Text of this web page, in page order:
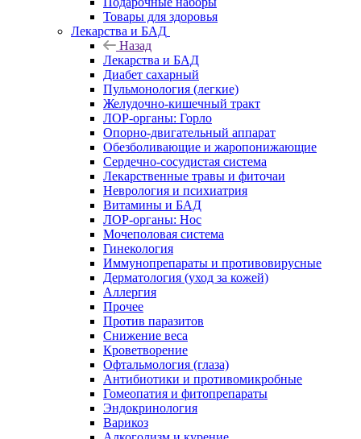
Товары для здоровья
Лекарства и БАД
Назад
Лекарства и БАД
Диабет сахарный
Пульмонология (легкие)
Желудочно-кишечный тракт
ЛОР-органы: Горло
Опорно-двигательный аппарат
Обезболивающие и жаропонижающие
Сердечно-сосудистая система
Лекарственные травы и фиточаи
Неврология и психиатрия
Витамины и БАД
ЛОР-органы: Нос
Мочеполовая система
Гинекология
Иммунопрепараты и противовирусные
Дерматология (уход за кожей)
Аллергия
Прочее
Против паразитов
Снижение веса
Кроветворение
Офтальмология (глаза)
Антибиотики и противомикробные
Гомеопатия и фитопрепараты
Эндокринология
Варикоз